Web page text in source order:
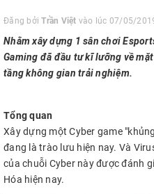
Đăng bởiTrần Việt vào lúc 07/05/
Nhằm xây dựng 1 sân chơi
Gaming đã đầu tư kĩ lưỡng về
tầng không gian trải nghiệm.
Tổng quan
Xây dựng một Cyber game
đang là trào lưu hiện nay. Và
của chuỗi Cyber này được đánh
Hóa hiện nay.